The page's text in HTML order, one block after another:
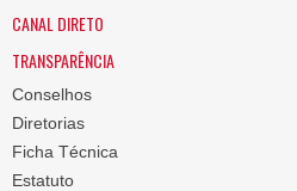
CANAL DIRETO
TRANSPARÊNCIA
Conselhos
Diretorias
Ficha Técnica
Estatuto